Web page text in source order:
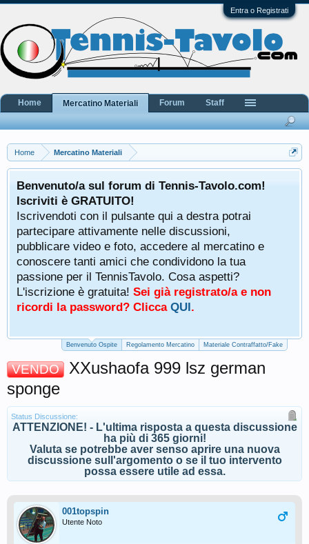
Entra o Registrati
Home Mercatino Materiali
Benvenuto/a sul forum di Tennis-Tavolo.com!
Iscriviti è GRATUITO!
Iscrivendoti con il pulsante qui a destra potrai
partecipare attivamente nelle discussioni,
pubblicare video e foto, accedere al mercatino e
conoscere tanti amici che condividono la tua
passione per il TennisTavolo. Cosa aspetti?
L'iscrizione è gratuita! Sei già registrato/a e non
ricordi la password? Clicca QUI.
Benvenuto Ospite Regolamento Mercatino Materiale Contraffatto/Fake
VENDO
XXushaofa 999 lsz german
sponge
Status Discussione:
ATTENZIONE! - L'ultima risposta a questa discussione
ha più di 365 giorni!
Valuta se potrebbe aver senso aprire una nuova
discussione sull'argomento o se il tuo intervento
possa essere utile ad essa.
001topspin
Utente Noto
Home Mercatino Materiali Forum Staff